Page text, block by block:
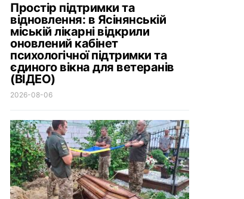
Простір підтримки та
відновлення: в Ясінянській
міській лікарні відкрили
оновлений кабінет
психологічної підтримки та
єдиного вікна для ветеранів
(ВІДЕО)
2026-08-06